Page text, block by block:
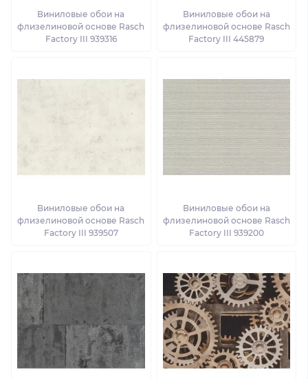
Виниловые обои на
флизелиновой основе Rasch
Factory III 939316
Виниловые обои на
флизелиновой основе Rasch
Factory III 445879
Виниловые обои на
флизелиновой основе Rasch
Factory III 939507
Виниловые обои на
флизелиновой основе Rasch
Factory III 939200